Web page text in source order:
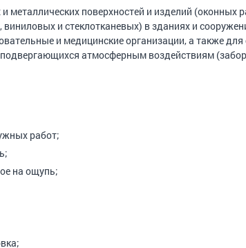
металлических поверхностей и изделий (оконных
и стеклотканевых) в зданиях и
и медицинские организации, а также
подвергающихся атмосферным воздействиям
работ;
на ощупь;